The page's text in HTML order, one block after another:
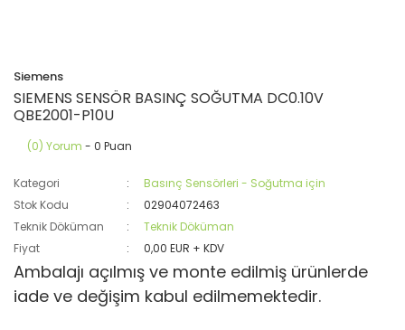
Siemens
SIEMENS SENSÖR BASINÇ SOĞUTMA DC0.10V
QBE2001-P10U
(0) Yorum - 0 Puan
Kategori
Basınç Sensörleri - Soğutma için
Stok Kodu
02904072463
Teknik Döküman
Teknik Döküman
Fiyat
0,00 EUR + KDV
Ambalajı açılmış ve monte edilmiş ürünlerde
iade ve değişim kabul edilmemektedir.